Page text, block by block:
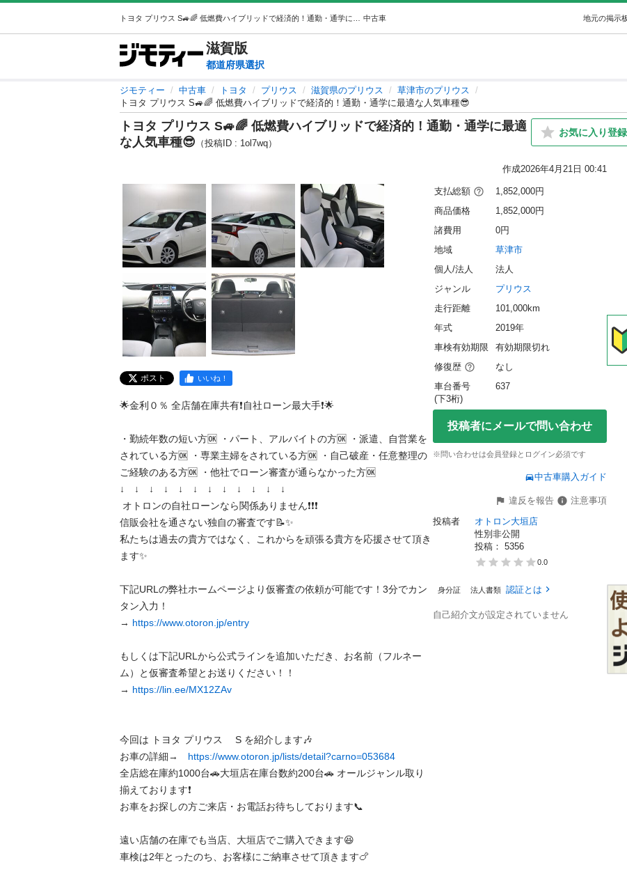
中古車 地元の掲示
滋賀版
都道府県選択
ジモティー 中古車 トヨタ プリウス 滋賀県のプリウス
草津市のプリウス
トヨタ プリウス S🚙🌈 低燃費ハイブリッドで経済的！通勤・通学に最適な人気車種😎
トヨタ プリウス S🚙🌈 低燃費ハイブリッドで経済的！通勤・通学に最適
な人気車種😎 （投稿ID : 1ol7wq）
お気に入り登録
作成2026年4月21日 00:41
ポスト いいね！
🌟金利０％ 全店舗在庫共有❗️自社ローン最大手❗️🌟
・勤続年数の短い方🆗 ・パート、アルバイトの方🆗 ・派遣、自営業を
されている方🆗 ・専業主婦をされている方🆗 ・自己破産・任意整理の
ご経験のある方🆗 ・他社でローン審査が通らなかった方🆗
↓　↓　↓　↓　↓　↓　↓　↓　↓　↓　↓　↓
信販会社を通さない独自の審査です📝✨
私たちは過去の貴方ではなく、これからを頑張る貴方を応援させて頂き
ます✨
下記URLの弊社ホームページより仮審査の依頼が可能です！3分でカン
タン入力！
→ https://www.otoron.jp/entry
もしくは下記URLから公式ラインを追加いただき、お名前（フルネー
ム）と仮審査希望とお送りください！！
→ https://lin.ee/MX12ZAv
今回は トヨタ プリウス 　S を紹介します🎶
お車の詳細→ https://www.otoron.jp/lists/detail?carno=053684
全店総在庫約1000台🚗大垣店在庫台数約200台🚗 オールジャンル取り
揃えております❗️
お車をお探しの方ご来店・お電話お待ちしております📞
遠い店舗の在庫でも当店、大垣店でご購入できます😆
車検は2年とったのち、お客様にご納車させて頂きます🍗
支払総額
1,852,000円
商品価格
1,852,000円
諸費用
0円
地域
草津市
個人/法人
法人
ジャンル
プリウス
走行距離
101,000km
年式
2019年
車検有効期限
有効期限切れ
修復歴
なし
車台番号
(下3桁)
637
投稿者にメールで問い合わせ
※問い合わせは会員登録とログイン必須です
中古車購入ガイド
違反を報告
注意事項
投稿者
オトロン大垣店
性別非公開
投稿： 5356
0.0
身分証 法人書類 認証とは
自己紹介文が設定されていません